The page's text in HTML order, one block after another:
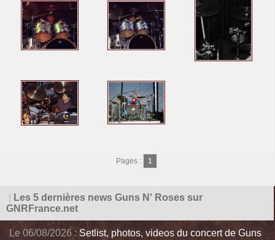
Pages : 1
Les 5 dernières news Guns N' Roses sur
GNRFrance.net
Le 06/08/2026 : Setlist, photos, videos du concert de Guns